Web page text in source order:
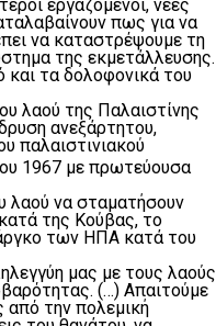
εργαζόμενοι, νέες
πως για να
να καταστρέψουμε τη
της εκμετάλλευσης.
και τα δολοφονικά του
λαού της Παλαιστίνης
ανεξάρτητου,
παλαιστινιακού
1967 με πρωτεύουσα
λαού να σταματήσουν
της Κούβας, το
των ΗΠΑ κατά του
μας με τους λαούς
(…) Απαιτούμε
την πολεμική